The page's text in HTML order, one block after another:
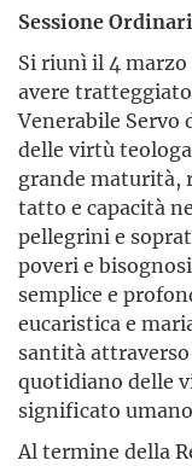
Sessione
Si riunì il 4 marzo
avere
Venerabile Servo
delle virtù
grande maturità,
tatto e capacità
pellegrini e
poveri e
semplice e
eucaristica e
santità attraverso
quotidiano delle
significato
Al termine della